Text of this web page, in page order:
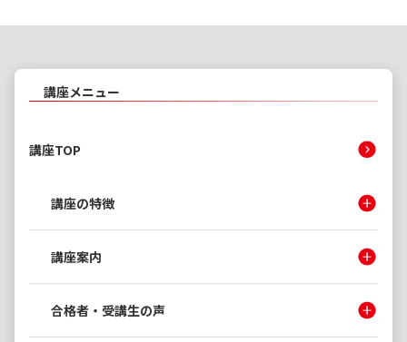
講座メニュー
講座TOP
講座の特徴
講座案内
合格者・受講生の声